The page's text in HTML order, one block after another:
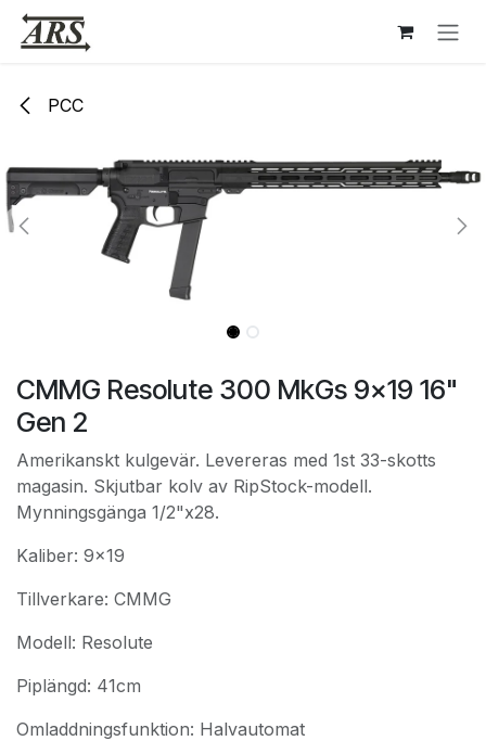
Hoppa till innehåll
PCC
CMMG Resolute 300 MkGs 9x19 16"
Gen 2
Amerikanskt kulgevär. Levereras med 1st 33-skotts
magasin. Skjutbar kolv av RipStock-modell.
Mynningsgänga 1/2"x28.
Kaliber: 9x19
Tillverkare: CMMG
Modell: Resolute
Piplängd: 41cm
Omladdningsfunktion: Halvautomat